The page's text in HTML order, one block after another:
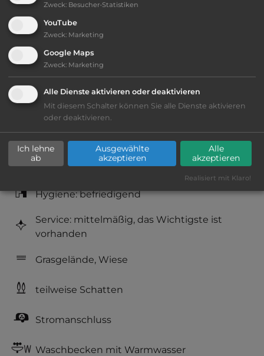
Ausstattung
Lage: ansprechend
Platzeinrichtung: ausreichend
Geräuschkulisse: überwiegend ruhig
Hygiene: befriedigend
Service: mittelmäßig, das Wichtigste ist
vorhanden
Grasgelände, Wiese
teilweise Schatten
Stromanschluss
Waschbecken mit Warmwasser
Zweck: Besucher-Statistiken
YouTube
Zweck: Marketing
Google Maps
Zweck: Marketing
Alle Dienste aktivieren oder deaktivieren
Mit diesem Schalter können Sie alle Dienste aktivieren
oder deaktivieren.
Ich lehne
ab
Ausgewählte
akzeptieren
Alle
akzeptieren
Realisiert mit Klaro!